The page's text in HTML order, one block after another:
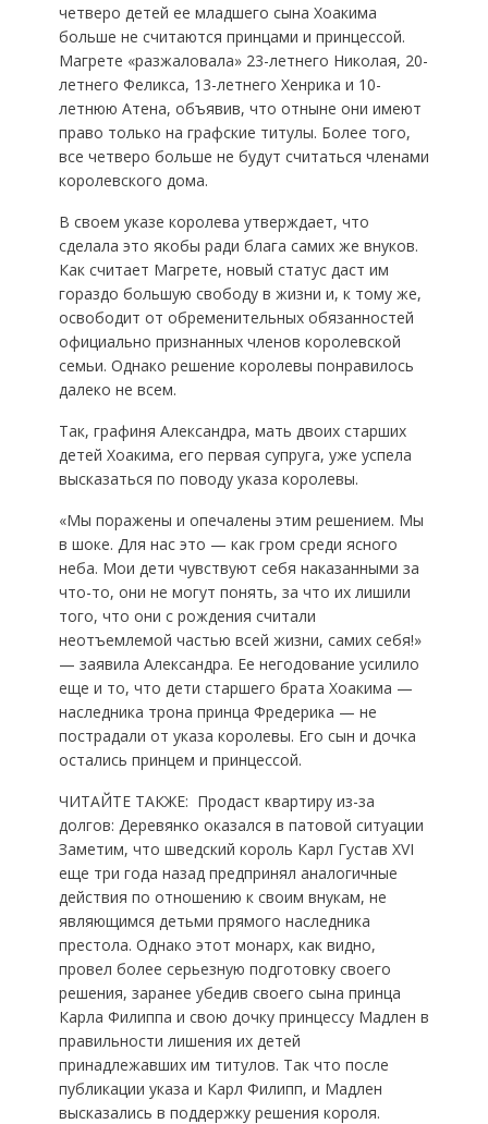
четверо детей ее младшего сына Хоакима
больше не считаются принцами и принцессой.
Магрете «разжаловала» 23-летнего Николая, 20-
летнего Феликса, 13-летнего Хенрика и 10-
летнюю Атена, объявив, что отныне они имеют
право только на графские титулы. Более того,
все четверо больше не будут считаться членами
королевского дома.
В своем указе королева утверждает, что
сделала это якобы ради блага самих же внуков.
Как считает Магрете, новый статус даст им
гораздо большую свободу в жизни и, к тому же,
освободит от обременительных обязанностей
официально признанных членов королевской
семьи. Однако решение королевы понравилось
далеко не всем.
Так, графиня Александра, мать двоих старших
детей Хоакима, его первая супруга, уже успела
высказаться по поводу указа королевы.
«Мы поражены и опечалены этим решением. Мы
в шоке. Для нас это — как гром среди ясного
неба. Мои дети чувствуют себя наказанными за
что-то, они не могут понять, за что их лишили
того, что они с рождения считали
неотъемлемой частью всей жизни, самих себя!»
— заявила Александра. Ее негодование усилило
еще и то, что дети старшего брата Хоакима —
наследника трона принца Фредерика — не
пострадали от указа королевы. Его сын и дочка
остались принцем и принцессой.
ЧИТАЙТЕ ТАКЖE: Продаст квартиру из-за
долгов: Деревянко оказался в патовой ситуации
Заметим, что шведский король Карл Густав XVI
еще три года назад предпринял аналогичные
действия по отношению к своим внукам, не
являющимся детьми прямого наследника
престола. Однако этот монарх, как видно,
провел более серьезную подготовку своего
решения, заранее убедив своего сына принца
Карла Филиппа и свою дочку принцессу Мадлен в
правильности лишения их детей
принадлежавших им титулов. Так что после
публикации указа и Карл Филипп, и Мадлен
высказались в поддержку решения короля.